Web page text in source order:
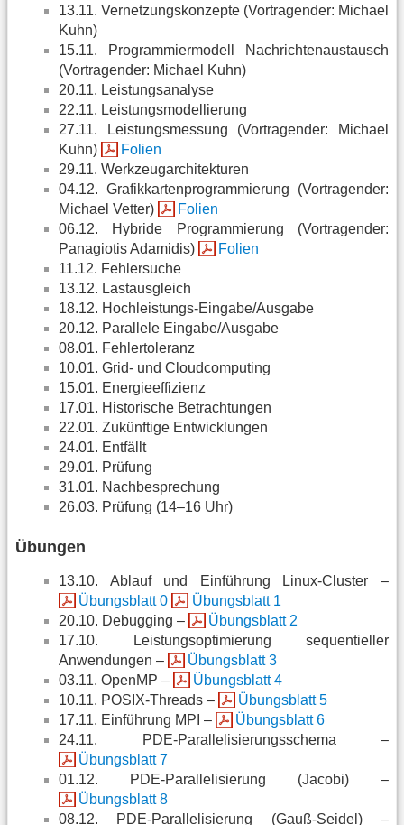
13.11. Vernetzungskonzepte (Vortragender: Michael
Kuhn)
15.11. Programmiermodell Nachrichtenaustausch
(Vortragender: Michael Kuhn)
20.11. Leistungsanalyse
22.11. Leistungsmodellierung
27.11. Leistungsmessung (Vortragender: Michael
Kuhn)
Folien
29.11. Werkzeugarchitekturen
04.12. Grafikkartenprogrammierung (Vortragender:
Michael Vetter)
Folien
06.12. Hybride Programmierung (Vortragender:
Panagiotis Adamidis)
Folien
11.12. Fehlersuche
13.12. Lastausgleich
18.12. Hochleistungs-Eingabe/Ausgabe
20.12. Parallele Eingabe/Ausgabe
08.01. Fehlertoleranz
10.01. Grid- und Cloudcomputing
15.01. Energieeffizienz
17.01. Historische Betrachtungen
22.01. Zukünftige Entwicklungen
24.01. Entfällt
29.01. Prüfung
31.01. Nachbesprechung
26.03. Prüfung (14–16 Uhr)
Übungen
13.10. Ablauf und Einführung Linux-Cluster –
Übungsblatt 0
Übungsblatt 1
20.10. Debugging –
Übungsblatt 2
17.10. Leistungsoptimierung sequentieller
Anwendungen –
Übungsblatt 3
03.11. OpenMP –
Übungsblatt 4
10.11. POSIX-Threads –
Übungsblatt 5
17.11. Einführung MPI –
Übungsblatt 6
24.11. PDE-Parallelisierungsschema –
Übungsblatt 7
01.12. PDE-Parallelisierung (Jacobi) –
Übungsblatt 8
08.12. PDE-Parallelisierung (Gauß-Seidel) –